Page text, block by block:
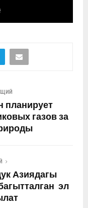
планирует
газов за
Азиядагы
эл